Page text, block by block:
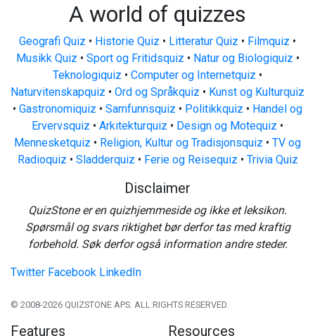
A world of quizzes
Geografi Quiz • Historie Quiz • Litteratur Quiz • Filmquiz •
Musikk Quiz • Sport og Fritidsquiz • Natur og Biologiquiz •
Teknologiquiz • Computer og Internetquiz •
Naturvitenskapquiz • Ord og Språkquiz • Kunst og Kulturquiz
• Gastronomiquiz • Samfunnsquiz • Politikkquiz • Handel og
Ervervsquiz • Arkitekturquiz • Design og Motequiz •
Mennesketquiz • Religion, Kultur og Tradisjonsquiz • TV og
Radioquiz • Sladderquiz • Ferie og Reisequiz • Trivia Quiz
Disclaimer
QuizStone er en quizhjemmeside og ikke et leksikon.
Spørsmål og svars riktighet bør derfor tas med kraftig
forbehold. Søk derfor også information andre steder.
Twitter Facebook LinkedIn
© 2008-2026 QUIZSTONE APS. ALL RIGHTS RESERVED.
Features Resources